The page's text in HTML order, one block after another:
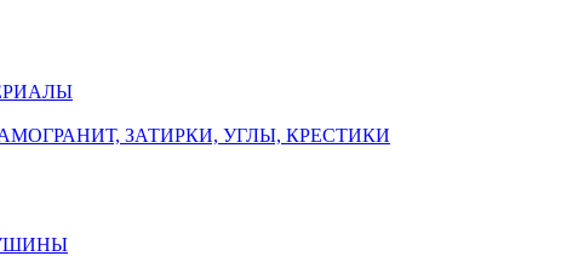
ЗАТИРКИ, УГЛЫ, КРЕСТИКИ